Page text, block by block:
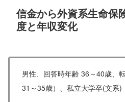
信金から外資系生命保
度と年収変化
男性、回答時年齢 36～40歳、
31～35歳）、私立大学卒(文系)